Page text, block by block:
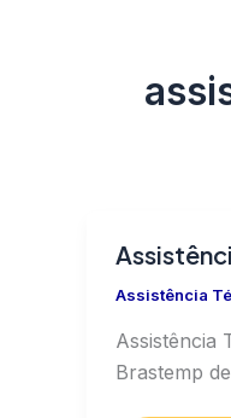
Assistência
Assistência
Brastemp